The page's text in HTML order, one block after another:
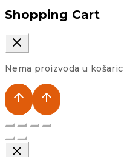
Shopping Cart
Nema proizvoda u